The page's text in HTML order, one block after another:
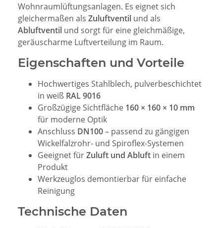
Wohnraumlüftungsanlagen. Es eignet sich
gleichermaßen als Zuluftventil und als
Abluftventil und sorgt für eine gleichmäßige,
geräuscharme Luftverteilung im Raum.
Eigenschaften und Vorteile
Hochwertiges Stahlblech, pulverbeschichtet
in weiß RAL 9016
Großzügige Sichtfläche 160 × 160 × 10 mm
für moderne Optik
Anschluss DN100– passend zu gängigen
Wickelfalzrohr- und Spiroflex-Systemen
Geeignet fürZuluft und Abluft in einem
Produkt
Werkzeuglos demontierbar für einfache
Reinigung
Technische Daten